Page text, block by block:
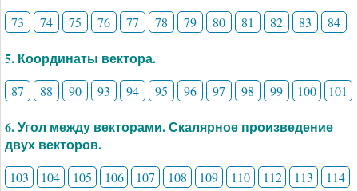
73 74 75 76 77 78 79 80 81 82 83 84
5. Координаты вектора.
87 88 90 93 94 95 96 97 98 99 100 101
6. Угол между векторами. Скалярное произведение
двух векторов.
103 104 105 106 107 108 109 110 112 113
114